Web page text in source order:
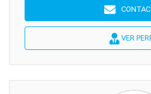
VER